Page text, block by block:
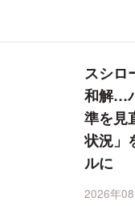
スシロ
和解…
準を見
状況」
ルに
2026年